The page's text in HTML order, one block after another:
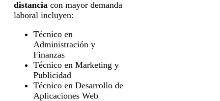
distancia con mayor demanda
laboral incluyen:
Técnico en
Administración y
Finanzas
Técnico en Marketing y
Publicidad
Técnico en Desarrollo de
Aplicaciones Web